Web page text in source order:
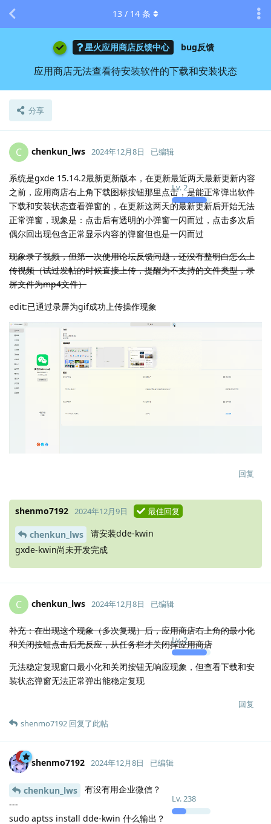
星火应用商店反馈中心 bug反馈
应用商店无法查看待安装软件的下载和安装状态
分享
13 / 14 条
C chenkun_lws
Lv.2
2024年12月8日 已编辑
系统是gxde 15.14.2最新更新版本，在更新最近两天最新更新内容
之前，应用商店右上角下载图标按钮那里点击，是能正常弹出软件
下载和安装状态查看弹窗的，在更新这两天的最新更新后开始无法
正常弹窗，现象是：点击后有透明的小弹窗一闪而过，点击多次后
偶尔回出现包含正常显示内容的弹窗但也是一闪而过
现象录了视频，但第一次使用论坛反馈问题，还没有整明白怎么上
传视频（试过发帖的时候直接上传，提醒为不支持的文件类型，录
屏文件为mp4文件）
edit:已通过录屏为gif成功上传操作现象
回复
shenmo7192 2024年12月9日 最佳回复
chenkun_lws
请安装dde-kwin
gxde-kwin尚未开发完成
C chenkun_lws
Lv.2
2024年12月8日 已编辑
补充：在出现这个现象（多次复现）后，应用商店右上角的最小化
和关闭按钮点击后无反应，从任务栏才关闭掉应用商店
无法稳定复现窗口最小化和关闭按钮无响应现象，但查看下载和安
装状态弹窗无法正常弹出能稳定复现
回复
shenmo7192 回复了此帖
shenmo7192
Lv.238
2024年12月8日 已编辑
chenkun_lws
有没有用企业微信？
---
sudo aptss install dde-kwin 什么输出？